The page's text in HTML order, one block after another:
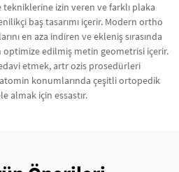
izin veren ve farklı plaka
baş tasarımı içerir. Modern ortho
en aza indiren ve ekleniş sırasında
optimize edilmiş metin geometrisi içerir.
etmek, artr ozis prosedürleri
konumlarında çeşitli ortopedik
almak için essastır.